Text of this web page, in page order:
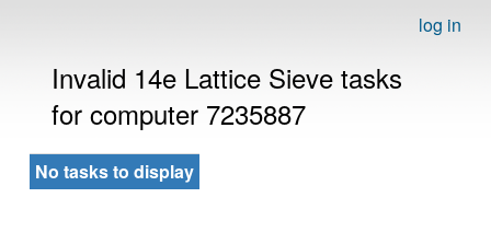
log in
Invalid 14e Lattice Sieve tasks
for computer 7235887
No tasks to display